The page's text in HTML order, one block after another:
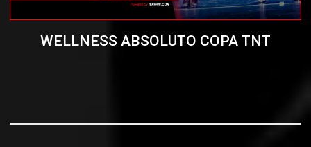
WELLNESS ABSOLUTO COPA TNT